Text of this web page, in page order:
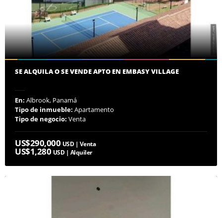
SE ALQUILA O SE VENDE APTO EN EMBASY VILLAGE
En: Albrook, Panamá
Tipo de inmueble: Apartamento
Tipo de negocio: Venta
US$290,000 USD | Venta
US$1,280 USD | Alquiler